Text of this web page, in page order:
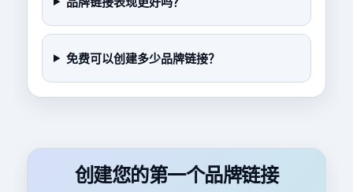
免费可以创建多少品牌链接？
创建您的第一个品牌链接